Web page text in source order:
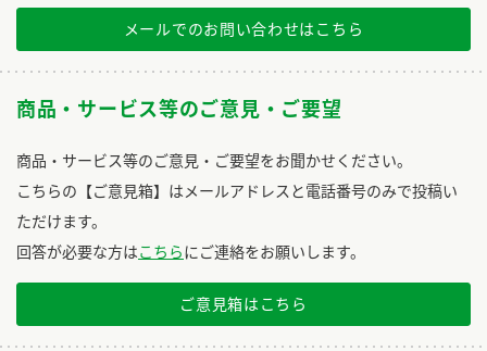
メールでのお問い合わせはこちら
商品・サービス等のご意見・ご要望
商品・サービス等のご意見・ご要望をお聞かせください。
こちらの【ご意見箱】はメールアドレスと電話番号のみで投稿い
ただけます。
回答が必要な方はこちらにご連絡をお願いします。
ご意見箱はこちら